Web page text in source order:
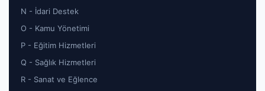
N - İdari Destek
O - Kamu Yönetimi
P - Eğitim Hizmetleri
Q - Sağlık Hizmetleri
R - Sanat ve Eğlence